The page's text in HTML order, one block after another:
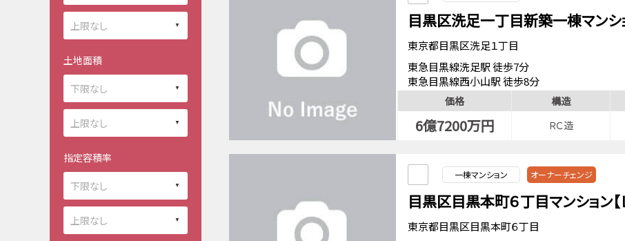
目黒区洗足一丁目新築一棟マンシ
東京都目黒区洗足１丁目
東急目黒線洗足駅 徒歩7分
東急目黒線西小山駅 徒歩8分
価格 構造
6億7200万円 ＲＣ造
一棟マンション オーナーチェンジ
目黒区目黒本町６丁目マンション
東京都目黒区目黒本町６丁目
土地面積
指定容積率